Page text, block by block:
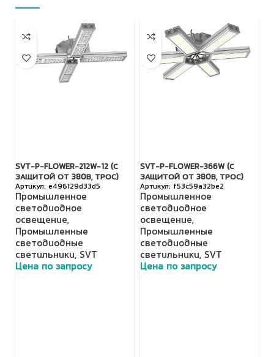
SVT-P-FLOWER-212W-12 (С
ЗАЩИТОЙ ОТ 380В, ТРОС)
e496129d33d5
Промышленное
светодиодное
освещение,
Промышленные
светодиодные
светильники, SVT
Цена по запросу
SVT-P-FLOWER-366W (С
ЗАЩИТОЙ ОТ 380В, ТРОС)
f53c59a32be2
Промышленное
светодиодное
освещение,
Промышленные
светодиодные
светильники, SVT
Цена по запросу